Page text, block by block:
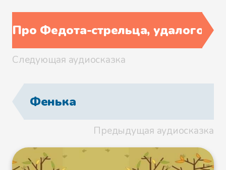
Телеграмма отправлена
Погоня
Про Федота-стрельца, удалого
Следующая аудиосказка
Фенька
Предыдущая аудиосказка